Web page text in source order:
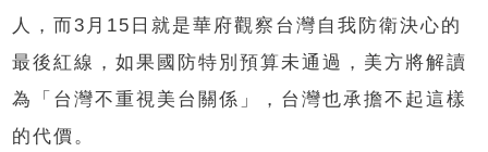
人，而3月15日就是華府觀察台灣自我防衛決心的
最後紅線，如果國防特別預算未通過，美方將解讀
為「台灣不重視美台關係」，台灣也承擔不起這樣
的代價。